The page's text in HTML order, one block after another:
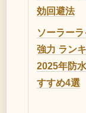
効回避法
ソーラー
強力 ラン
2025年防
すすめ4選